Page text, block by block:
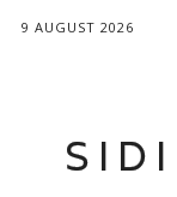
9 AUGUST 2026